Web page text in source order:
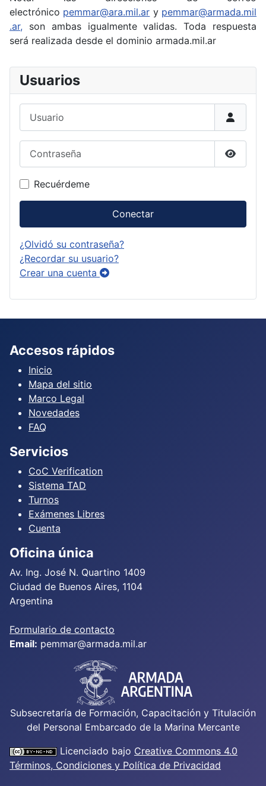
electrónico pemmar@ara.mil.ar y pemmar@armada.mil
.ar, son ambas igualmente validas. Toda respuesta
será realizada desde el dominio armada.mil.ar
Usuarios
Recuérdeme
Conectar
¿Olvidó su contraseña?
¿Recordar su usuario?
Crear una cuenta
Accesos rápidos
Inicio
Mapa del sitio
Marco Legal
Novedades
FAQ
Servicios
CoC Verification
Sistema TAD
Turnos
Exámenes Libres
Cuenta
Oficina única
Av. Ing. José N. Quartino 1409
Ciudad de Buenos Aires, 1104
Argentina
Formulario de contacto
Email: pemmar@armada.mil.ar
Subsecretaría de Formación, Capacitación y Titulación
del Personal Embarcado de la Marina Mercante
Licenciado bajo Creative Commons 4.0
Términos, Condiciones y Política de Privacidad